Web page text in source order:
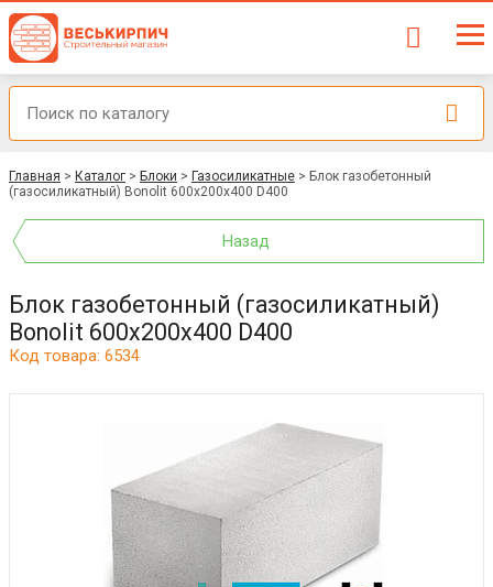
Главная > Каталог > Блоки > Газосиликатные > Блок газобетонный
(газосиликатный) Bonolit 600x200x400 D400
Назад
Блок газобетонный (газосиликатный)
Bonolit 600x200x400 D400
Код товара: 6534